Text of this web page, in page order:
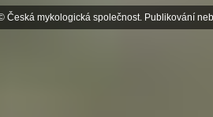
Česká mykologická společnost. Publikování